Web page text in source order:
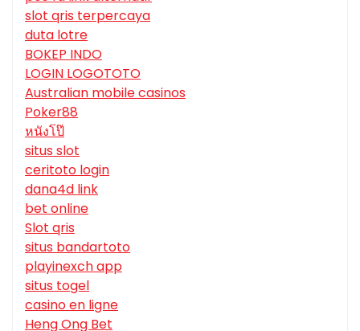
slot qris terpercaya
duta lotre
BOKEP INDO
LOGIN LOGOTOTO
Australian mobile casinos
Poker88
หนังโป๊
situs slot
ceritoto login
dana4d link
bet online
Slot qris
situs bandartoto
playinexch app
situs togel
casino en ligne
Heng Ong Bet